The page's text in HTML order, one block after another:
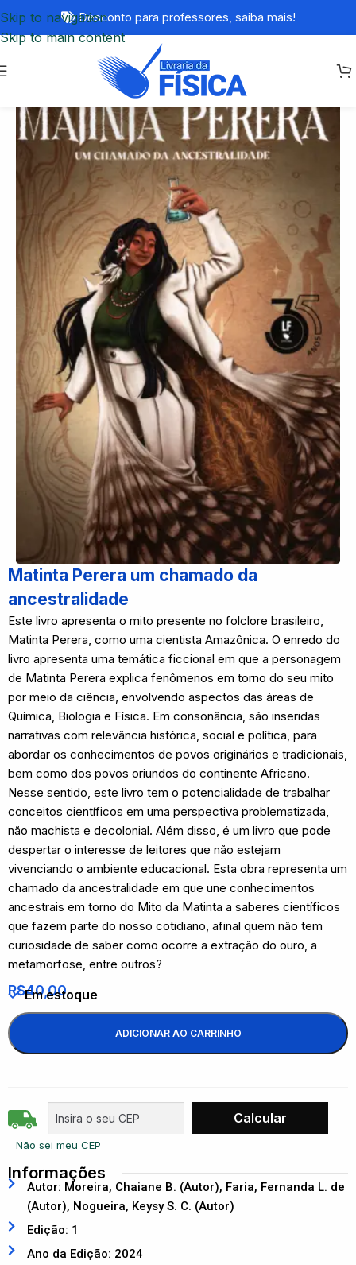
Skip to navigation
Skip to main content
Desconto para professores, saiba mais!
Matinta Perera um chamado da
ancestralidade
Este livro apresenta o mito presente no folclore brasileiro,
Matinta Perera, como uma cientista Amazônica. O enredo do
livro apresenta uma temática ficcional em que a personagem
de Matinta Perera explica fenômenos em torno do seu mito
por meio da ciência, envolvendo aspectos das áreas de
Química, Biologia e Física. Em consonância, são inseridas
narrativas com relevância histórica, social e política, para
abordar os conhecimentos de povos originários e tradicionais,
bem como dos povos oriundos do continente Africano.
Nesse sentido, este livro tem o potencialidade de trabalhar
conceitos científicos em uma perspectiva problematizada,
não machista e decolonial. Além disso, é um livro que pode
despertar o interesse de leitores que não estejam
vivenciando o ambiente educacional. Esta obra representa um
chamado da ancestralidade em que une conhecimentos
ancestrais em torno do Mito da Matinta a saberes científicos
que fazem parte do nosso cotidiano, afinal quem não tem
curiosidade de saber como ocorre a extração do ouro, a
metamorfose, entre outros?
R$40,00
Em estoque
ADICIONAR AO CARRINHO
Não sei meu CEP
Informações
Autor: Moreira, Chaiane B. (Autor), Faria, Fernanda L. de
(Autor), Nogueira, Keysy S. C. (Autor)
Edição: 1
Ano da Edição: 2024